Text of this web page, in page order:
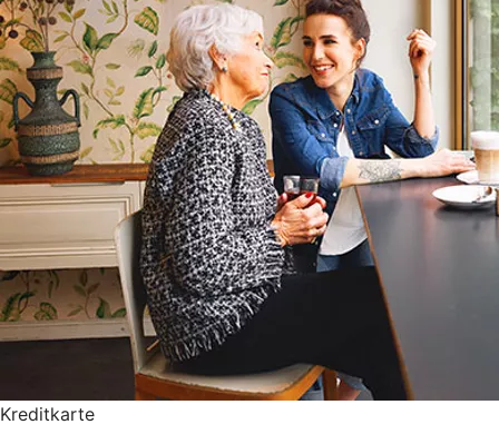
Kreditkarte